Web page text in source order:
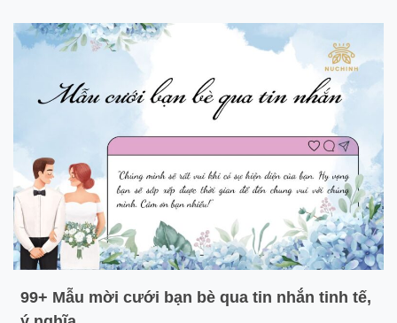
99+ Mẫu mời cưới bạn bè qua tin nhắn tinh tế,